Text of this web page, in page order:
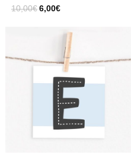
10,00€6,00€